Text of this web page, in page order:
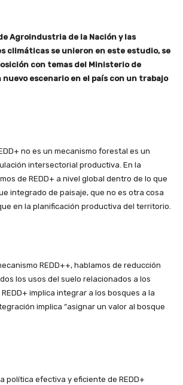
Agroindustria de la Nación y las
climáticas se unieron en este estudio, se
con temas del Ministerio de
nuevo escenario en el país con un trabajo
no es un mecanismo forestal es un
intersectorial productiva. En la
de REDD+ a nivel global dentro de lo que
integrado de paisaje, que no es otra cosa
en la planificación productiva del territorio.
REDD++, hablamos de reducción
los usos del suelo relacionados a los
implica integrar a los bosques a la
implica “asignar un valor al bosque
política efectiva y eficiente de REDD+